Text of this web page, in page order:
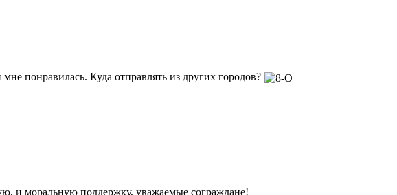
понравилась. Куда отправлять из других городов?
и моральную поддержку, уважаемые сограждане!